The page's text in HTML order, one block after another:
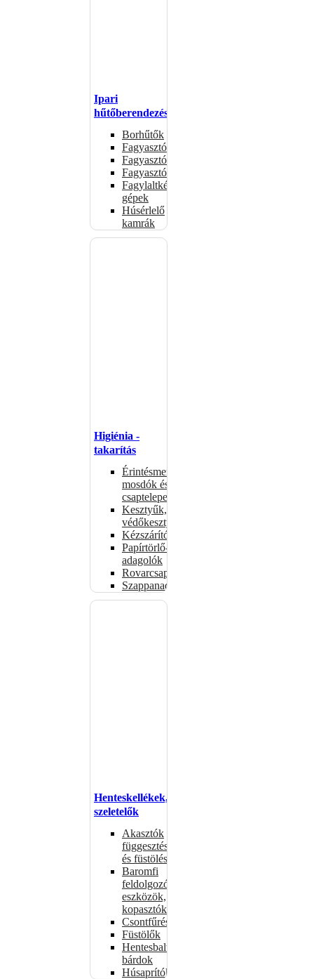
Ipari
hűtőberendezések
Borhűtők
Fagyasztóasztalok
Fagyasztóládák
Fagyasztószekrények
Fagylaltkészítő
gépek
Húsérlelő
kamrák
Higiénia -
takarítás
Érintésmentes
mosdók és
csaptelepek
Kesztyűk,
védőkesztyűk
Kézszárítók
Papírtörlő-
adagolók
Rovarcsapdák
Szappanadagolók
Henteskellékek,
szeletelők
Akasztók
függesztéshez
és füstöléshez
Baromfi
feldolgozó
eszközök,
kopasztók
Csontfűrészek
Füstölők
Hentesbalták,
bárdok
Húsaprítók